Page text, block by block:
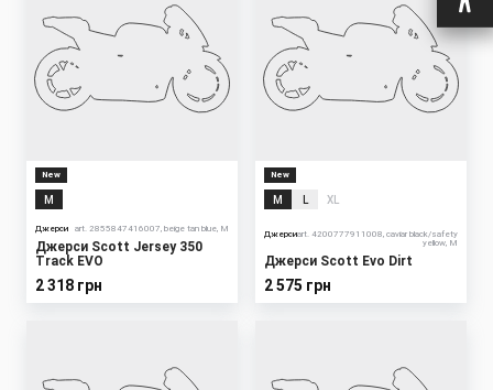
New
M
Джерси art. 2855847416007, beige tan blue, M
Джерси Scott Jersey 350
Track EVO
2 318 грн
New
M XL
Джерсиart. 4200777911008, caviar black/safety
yellow, M
Джерси Scott Evo Dirt
2 575 грн